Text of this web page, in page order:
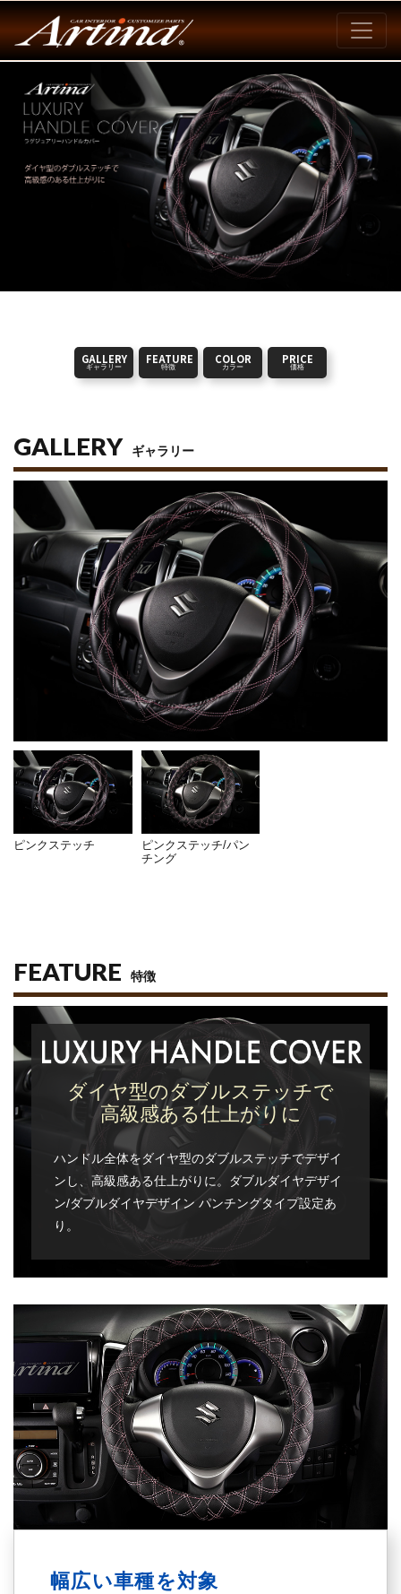
GALLERY
ギャラリー
FEATURE
特徴
COLOR
カラー
PRICE
価格
GALLERY ギャラリー
ピンクステッチ
ピンクステッチ/パン
チング
FEATURE 特徴
ダイヤ型のダブルステッチで
高級感ある仕上がりに
ハンドル全体をダイヤ型のダブルステッチでデザイ
ンし、高級感ある仕上がりに。ダブルダイヤデザイ
ン/ダブルダイヤデザイン パンチングタイプ設定あ
り。
幅広い車種を対象